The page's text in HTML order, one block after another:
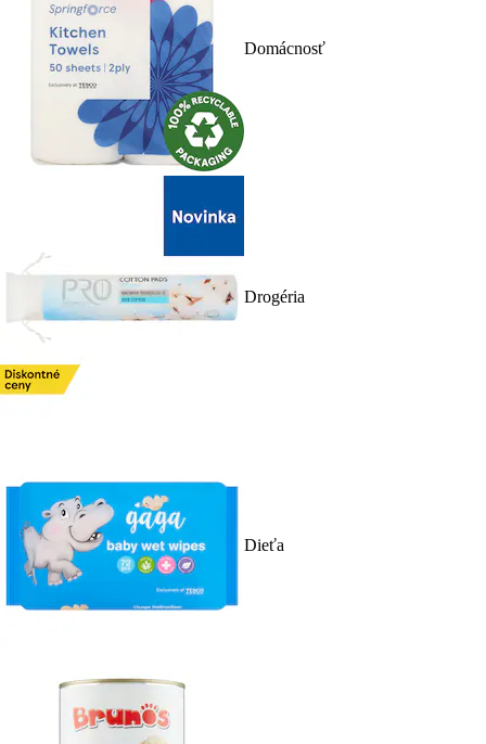
Domácnosť
Drogéria
Dieťa